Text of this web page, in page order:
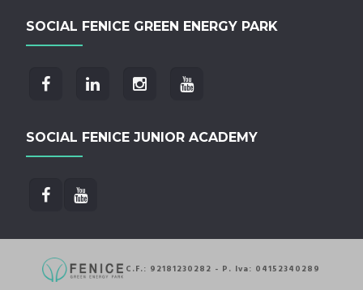
SOCIAL FENICE GREEN ENERGY PARK
SOCIAL FENICE JUNIOR ACADEMY
C.F.: 92181230282 - P. Iva: 04152340289